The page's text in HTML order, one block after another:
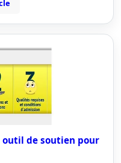
de soutien pour